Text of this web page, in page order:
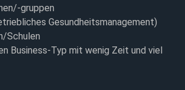
gruppen
Gesundheitsmanagement)
Schulen
Business-Typ mit wenig Zeit und viel